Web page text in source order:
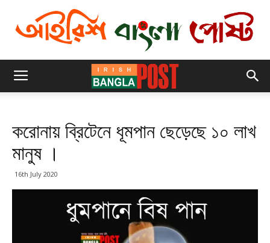
করোনায় ব্রিটেনে ধূমপান ছেড়েছে ১০ লাখ
মানুষ ।
16th July 2020